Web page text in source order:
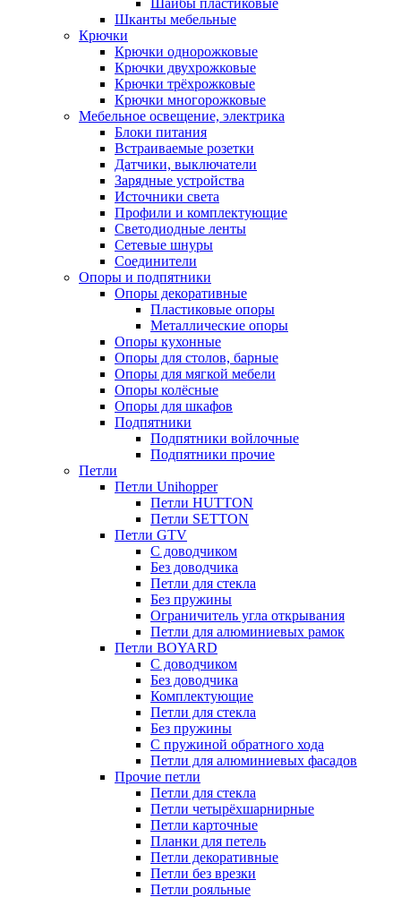
Шканты мебельные
Крючки
Крючки однорожковые
Крючки двухрожковые
Крючки трёхрожковые
Крючки многорожковые
Мебельное освещение, электрика
Блоки питания
Встраиваемые розетки
Датчики, выключатели
Зарядные устройства
Источники света
Профили и комплектующие
Светодиодные ленты
Сетевые шнуры
Соединители
Опоры и подпятники
Опоры декоративные
Пластиковые опоры
Металлические опоры
Опоры кухонные
Опоры для столов, барные
Опоры для мягкой мебели
Опоры колёсные
Опоры для шкафов
Подпятники
Подпятники войлочные
Подпятники прочие
Петли
Петли Unihopper
Петли HUTTON
Петли SETTON
Петли GTV
С доводчиком
Без доводчика
Петли для стекла
Без пружины
Ограничитель угла открывания
Петли для алюминиевых рамок
Петли BOYARD
С доводчиком
Без доводчика
Комплектующие
Петли для стекла
Без пружины
С пружиной обратного хода
Петли для алюминиевых фасадов
Прочие петли
Петли для стекла
Петли четырёхшарнирные
Петли карточные
Планки для петель
Петли декоративные
Петли без врезки
Петли рояльные